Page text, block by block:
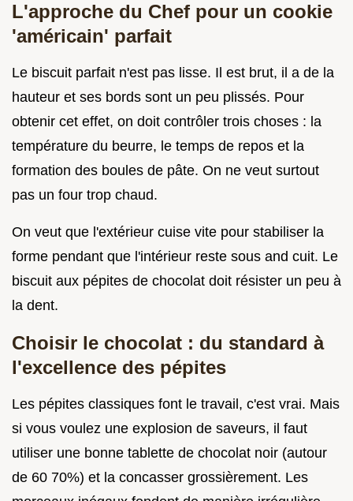
L'approche du Chef pour un cookie
'américain' parfait
Le biscuit parfait n'est pas lisse. Il est brut, il a de la
hauteur et ses bords sont un peu plissés. Pour
obtenir cet effet, on doit contrôler trois choses : la
température du beurre, le temps de repos et la
formation des boules de pâte. On ne veut surtout
pas un four trop chaud.
On veut que l'extérieur cuise vite pour stabiliser la
forme pendant que l'intérieur reste sous and cuit. Le
biscuit aux pépites de chocolat doit résister un peu à
la dent.
Choisir le chocolat : du standard à
l'excellence des pépites
Les pépites classiques font le travail, c'est vrai. Mais
si vous voulez une explosion de saveurs, il faut
utiliser une bonne tablette de chocolat noir (autour
de 60 70%) et la concasser grossièrement. Les